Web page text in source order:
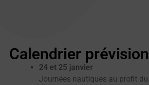
Calendrier
24 et 25 janvier
Journées nautiques au profit